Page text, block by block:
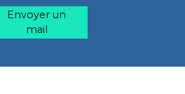
Envoyer un
mail